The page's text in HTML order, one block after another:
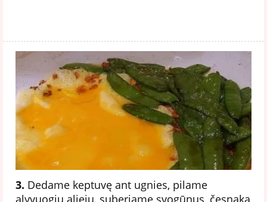
3. Dedame keptuvę ant ugnies, pilame
alyvuogių aliejų, suberiame svogūnus, česnaką